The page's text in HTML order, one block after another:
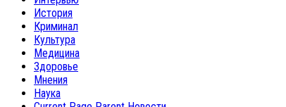
История
Криминал
Культура
Медицина
Здоровье
Мнения
Наука